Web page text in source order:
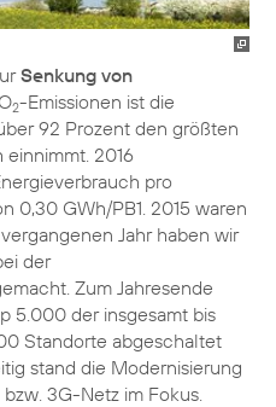
Senkung von
2-Emissionen ist die
92 Prozent den größten
2016
pro
0,30 GWh/PB1. 2015 waren
Jahr haben wir
der
Zum Jahresende
5.000 der insgesamt bis
Standorte abgeschaltet
stand die Modernisierung
3G-Netz im Fokus.